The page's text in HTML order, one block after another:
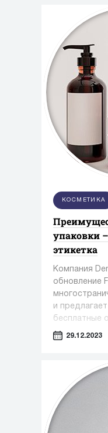
КОСМЕТИКА
упаковки
этикетка
Компания
обновление
и
бесплатные
29.12.2023